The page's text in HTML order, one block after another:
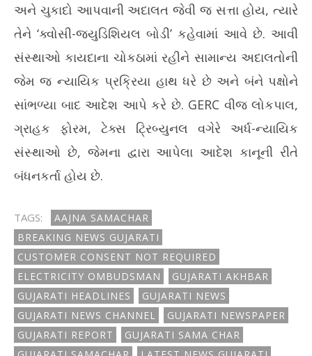
અને ચુકાદો આપવાની અદાલત જેવી જ સત્તા હોય, ત્યારે
તેને ‘ક્વોસી-જ્યુડિશિયલ બોડી’ કહેવામાં આવે છે. આવી
સંસ્થાઓ કાયદાના ચોકઠામાં રહીને સામાન્ય અદાલતોની
જેમ જ ન્યાયિક પ્રક્રિયા હાથ ધરે છે અને બંને પક્ષોને
સાંભળ્યા બાદ આદેશ આપે કરે છે. GERC વીજ લોકપાલ,
ગ્રાહક ફોરમ, ટેક્સ ટ્રિબ્યુનલ વગેરે અર્ધ-ન્યાયિક
સંસ્થાઓ છે, જેમના દ્વારા આપેલા આદેશ કાનૂની રીતે
બંધનકર્તા હોય છે.
TAGS:
AAJNA SAMACHAR
BREAKING NEWS GUJARATI
CUSTOMER CONSENT NOT REQUIRED
ELECTRICITY OMBUDSMAN
GUJARATI AKHBAR
GUJARATI HEADLINES
GUJARATI NEWS
GUJARATI NEWS CHANNEL
GUJARATI NEWSPAPER
GUJARATI REPORT
GUJARATI SAMA CHAR